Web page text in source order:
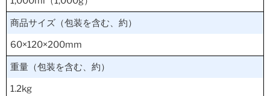
商品サイズ（包装を含む、約）
60×120×200mm
重量（包装を含む、約）
1.2kg